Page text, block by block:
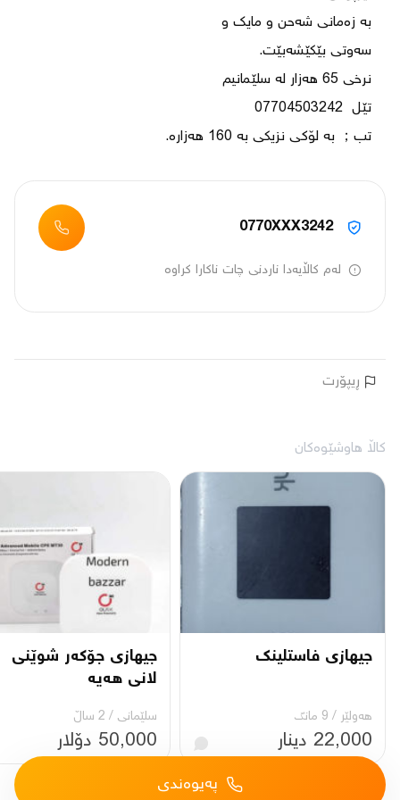
تب； بە لۆکی نزیکی بە 160 هەزارە.
0770XXX3242
لەم کاڵایەدا ناردنی چات ناکارا کراوە
ڕیپۆرت
کاڵا هاوشێوەکان
جیهازی فاستلینک
هەولێر / 9 مانگ
22,000 دینار
جیهازی جۆکەر شوێنی
لانی هەیە
سلێمانی / 2 ساڵ
50,000 دۆلار
پەیوەندی